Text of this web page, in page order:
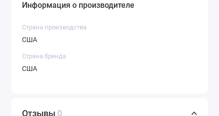
Информация о производителе
Страна производства
США
Страна бренда
США
Отзывы 0